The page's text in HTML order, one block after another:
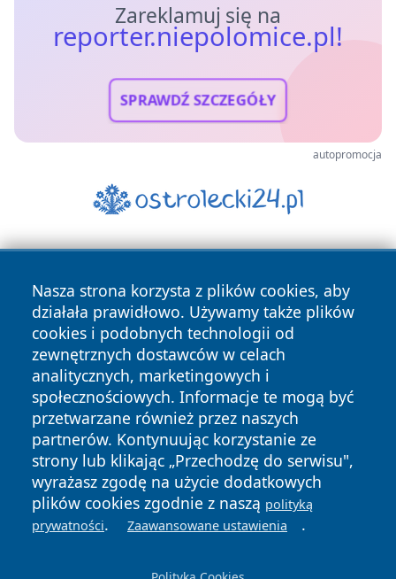
Zareklamuj się na
reporter.niepolomice.pl!
SPRAWDŹ SZCZEGÓŁY
autopromocja
Nasza strona korzysta z plików cookies, aby
działała prawidłowo. Używamy także plików
cookies i podobnych technologii od
zewnętrznych dostawców w celach
analitycznych, marketingowych i
społecznościowych. Informacje te mogą być
przetwarzane również przez naszych
partnerów. Kontynuując korzystanie ze
strony lub klikając „Przechodzę do serwisu",
wyrażasz zgodę na użycie dodatkowych
plików cookies zgodnie z naszą polityką
prywatności. Zaawansowane ustawienia .
Copyright © 2026 reporter.niepolomice.pl Wszystkie prawa
zastrzeżone.
News Autorzy
Polityka
Prywatności
Polityka
Cookies